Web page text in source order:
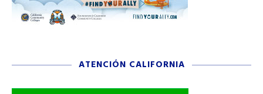
ATENCIÓN CALIFORNIA